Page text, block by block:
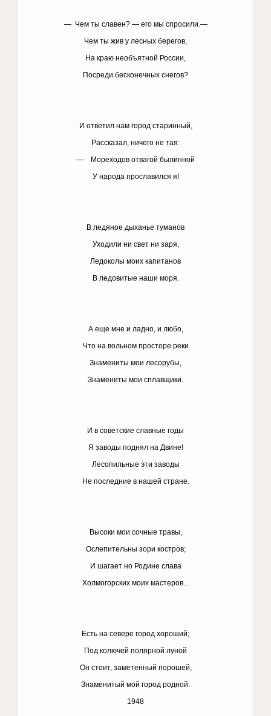
— Чем ты славен? — его мы спросили.—
Чем ты жив у лесных берегов,
На краю необъятной России,
Посреди бесконечных снегов?
И ответил нам город старинный,
Рассказал, ничего не тая:
— Мореходов отвагой былинной
У народа прославился я!
В ледяное дыханье туманов
Уходили ни свет ни заря,
Ледоколы моих капитанов
В ледовитые наши моря.
А еще мне и ладно, и любо,
Что на вольном просторе реки
Знамениты мои лесорубы,
Знамениты мои сплавщики.
И в советские славные годы
Я заводы поднял на Двине!
Лесопильные эти заводы
Не последние в нашей стране.
Высоки мои сочные травы,
Ослепительны зори костров;
И шагает но Родине слава
Холмогорских моих мастеров...
Есть на севере город хороший;
Под колючей полярной луной
Он стоит, заметенный порошей,
Знаменитый мой город родной.
1948